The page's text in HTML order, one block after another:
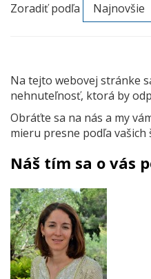
Zoradiť podľa
Na tejto webovej stránke
nehnuteľnosť, ktorá by
Obráťte sa na nás a my
mieru presne podľa vašich
Náš tím sa o vás